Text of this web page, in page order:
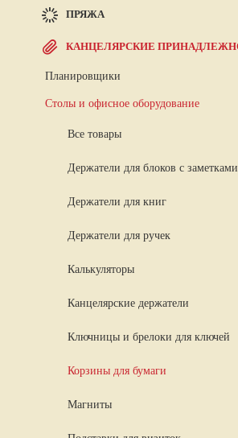
ПРЯЖА
Планировщики
Столы и офисное оборудование
Все товары
Держатели для блоков с заметками
Держатели для книг
Держатели для ручек
Калькуляторы
Канцелярские держатели
Ключницы и брелоки для ключей
Корзины для бумаги
Магниты